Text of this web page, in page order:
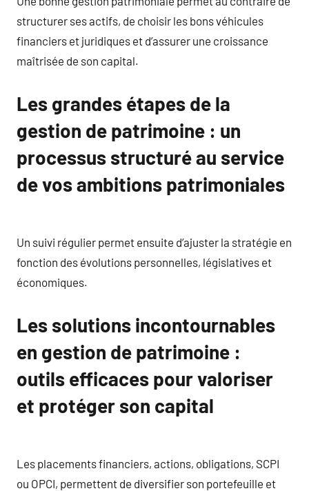
structurer ses actifs, de choisir les bons véhicules
financiers et juridiques et d’assurer une croissance
maîtrisée de son capital.
Les grandes étapes de la
gestion de patrimoine : un
processus structuré au service
de vos ambitions patrimoniales
Un suivi régulier permet ensuite d’ajuster la stratégie en
fonction des évolutions personnelles, législatives et
économiques.
Les solutions incontournables
en gestion de patrimoine :
outils efficaces pour valoriser
et protéger son capital
Les placements financiers, actions, obligations, SCPI
ou OPCI, permettent de diversifier son portefeuille et